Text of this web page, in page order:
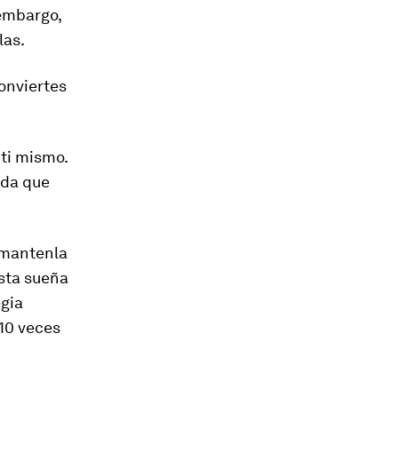
mismo.
que
sueña
veces